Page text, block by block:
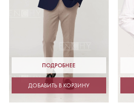
ПОДРОБНЕЕ
ДОБАВИТЬ В КОРЗИНУ